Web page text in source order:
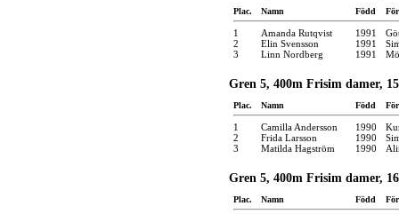
Plac. Namn Född
1 Amanda Rutqvist 1991
2
Elin Svensson 1991
3
Linn Nordberg 1991
Gren 5, 400m Frisim damer,
Plac. Namn Född
1 Camilla Andersson 1990
2
Frida Larsson 1990
3
Matilda Hagström 1990
Gren 5, 400m Frisim damer,
Plac. Namn Född